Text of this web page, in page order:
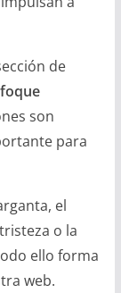
de
son
para
el
o la
ello forma
web.